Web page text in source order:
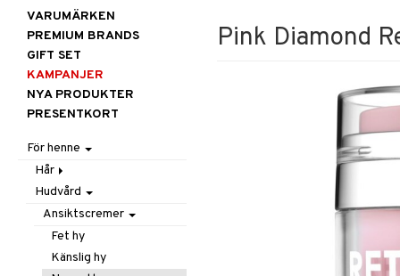
Pink Diamond
VARUMÄRKEN
PREMIUM BRANDS
GIFT SET
KAMPANJER
NYA PRODUKTER
PRESENTKORT
För henne
Hår
Accessoarer
Balsam
Borstar / Kammar
Elektriska
stylingverktyg
Hudvård
Ansiktscremer
Fet hy
Känslig hy